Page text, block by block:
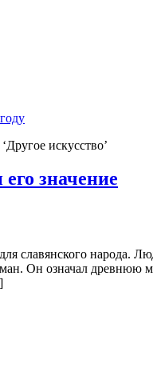
Другое искусство’
значение
славянского народа.
Он означал древнюю